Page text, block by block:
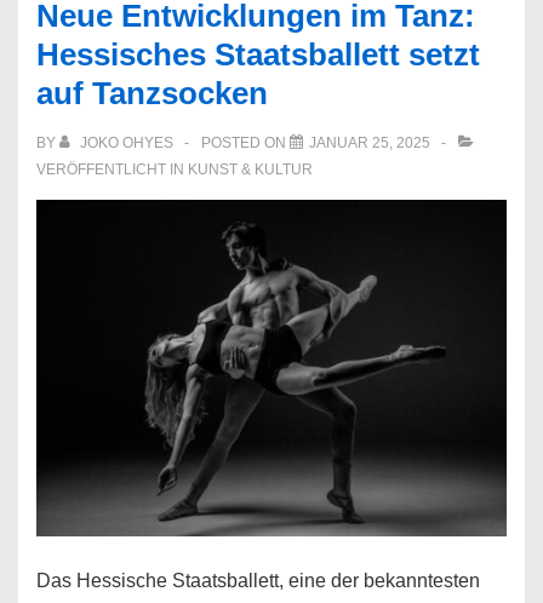
So
nutzen
Künstler
Outfits
Neue Entwicklungen im Tanz:
Hessisches Staatsballett setzt
auf Tanzsocken
BY JOKO OHYES POSTED ON
JANUAR 25, 2025
VERÖFFENTLICHT IN KUNST & KULTUR
Das Hessische Staatsballett, eine der bekanntesten